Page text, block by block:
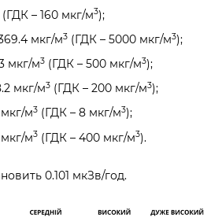
(ГДК – 160 мкг/м3);
мкг/м3 (ГДК – 5000 мкг/м3);
мкг/м3 (ГДК – 500 мкг/м3);
мкг/м3 (ГДК – 200 мкг/м3);
м3 (ГДК – 8 мкг/м3);
мкг/м3 (ГДК – 400 мкг/м3).
0.101 мкЗв/год.